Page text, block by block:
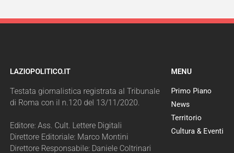
LAZIOPOLITICO.IT
Testata giornalistica registrata al Tribunale
di Roma con il n.120 del 13/11/2020.
Editore: Ass. Cult. Lettere Digitali
Direttore Editoriale: Marco Montini
Direttore Responsabile: Daniele Coltrinari
MENU
Primo Piano
News
Territorio
Cultura & Eventi